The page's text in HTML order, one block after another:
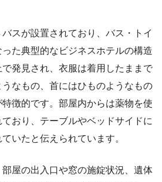
スが設置されており、バス・トイ
た典型的なビジネスホテルの構造
発見され、衣服は着用したままで
なもの、首にはひものようなもの
徴的です。部屋内からは薬物を使
おり、テーブルやベッドサイドに
いたと伝えられています。
屋の出入口や窓の施錠状況、遺体